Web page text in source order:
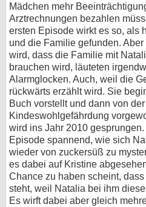
Mädchen mehr
Arztrechnungen bezahlen
ersten Episode wirkt es so, als
und die Familie gefunden.
wird, dass die Familie mit
brauchen wird, läuteten
Alarmglocken. Auch, weil die
rückwärts erzählt wird. Sie
Buch vorstellt und dann von
Kindeswohlgefährdung
wird ins Jahr 2010
Episode spannend, wie sich
wieder von zuckersüß zu
es dabei auf Kristine
Chance zu haben scheint,
steht, weil Natalia bei ihm
Es wirft dabei aber gleich